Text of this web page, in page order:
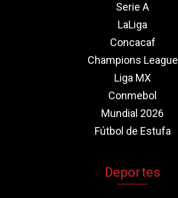
Serie A
LaLiga
Concacaf
Champions League
Liga MX
Conmebol
Mundial 2026
Fútbol de Estufa
Deportes